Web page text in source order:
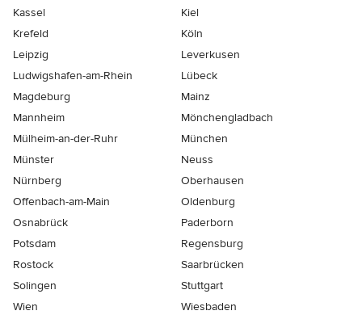
Kassel
Kiel
Krefeld
Köln
Leipzig
Leverkusen
Ludwigshafen-am-Rhein
Lübeck
Magdeburg
Mainz
Mannheim
Mönchen­gladbach
Mülheim-an-der-Ruhr
München
Münster
Neuss
Nürnberg
Oberhausen
Offenbach-am-Main
Oldenburg
Osnabrück
Paderborn
Potsdam
Regensburg
Rostock
Saarbrücken
Solingen
Stuttgart
Wien
Wiesbaden